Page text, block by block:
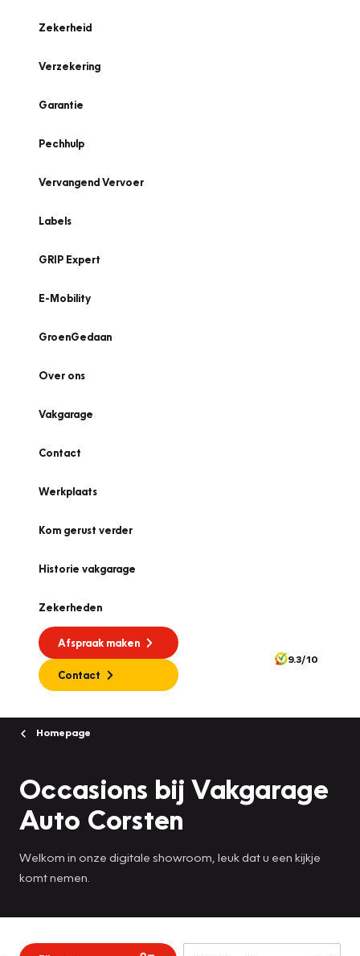
Zekerheid
Verzekering
Garantie
Pechhulp
Vervangend Vervoer
Labels
GRIP Expert
E-Mobility
GroenGedaan
Over ons
Vakgarage
Contact
Werkplaats
Kom gerust verder
Historie vakgarage
Zekerheden
Afspraak maken
Contact
9.3/10
Homepage
Occasions bij Vakgarage
Auto Corsten
Welkom in onze digitale showroom, leuk dat u een kijkje
komt nemen.